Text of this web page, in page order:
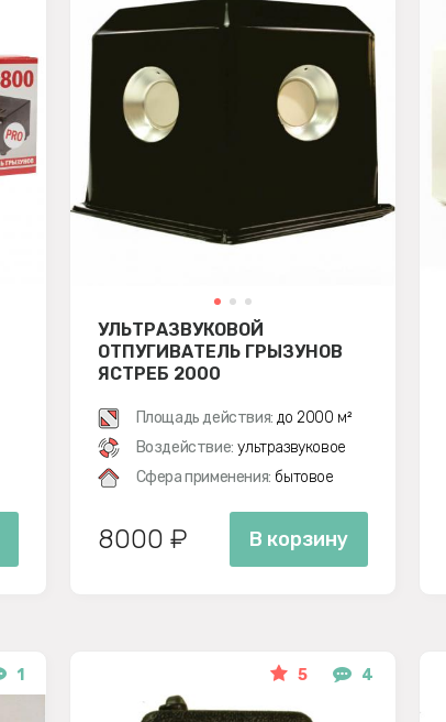
УЛЬТРАЗВУКОВОЙ
ОТПУГИВАТЕЛЬ ГРЫЗУНОВ
ЯСТРЕБ 2000
Площадь действия: до 2000 м²
Воздействие: ультразвуковое
Сфера применения: бытовое
8000 ₽ В корзину
1 5 4